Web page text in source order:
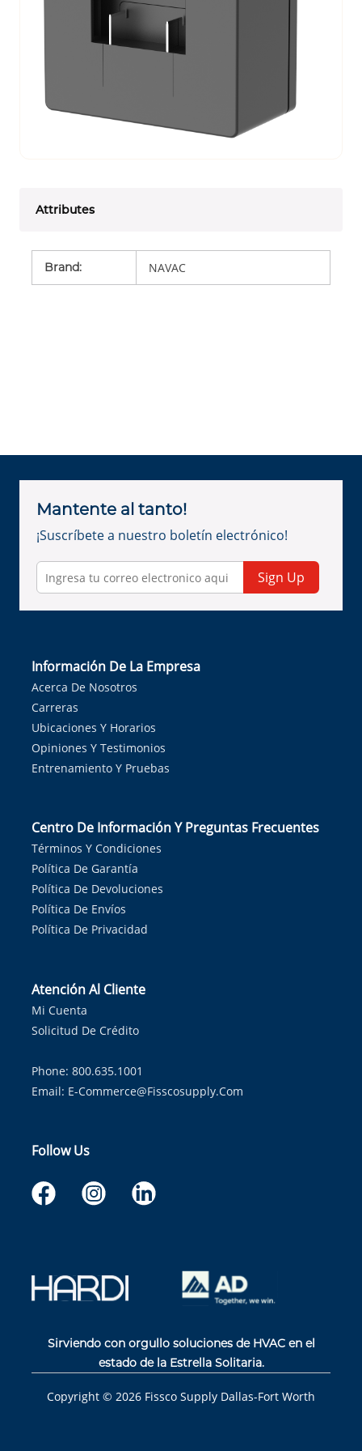
Attributes
Brand: NAVAC
Mantente al tanto!
¡Suscríbete a nuestro boletín electrónico!
Sign Up
Información De La Empresa
Acerca De Nosotros
Carreras
Ubicaciones Y Horarios
Opiniones Y Testimonios
Entrenamiento Y Pruebas
Centro De Información Y Preguntas Frecuentes
Términos Y Condiciones
Política De Garantía
Política De Devoluciones
Política De Envíos
Política De Privacidad
Atención Al Cliente
Mi Cuenta
Solicitud De Crédito
Phone: 800.635.1001
Email: E-Commerce@fisscosupply.com
Follow Us
Sirviendo con orgullo soluciones de HVAC en el
estado de la Estrella Solitaria.
Copyright © 2026 Fissco Supply Dallas-Fort Worth